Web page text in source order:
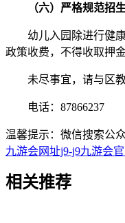
（六）严格规范招
幼儿入园除进行健康
政策收费，不得收取押
未尽事宜，请与区教
电话：87866237
温馨提示：微信搜索公
九游会网址j9-j9九游会
相关推荐